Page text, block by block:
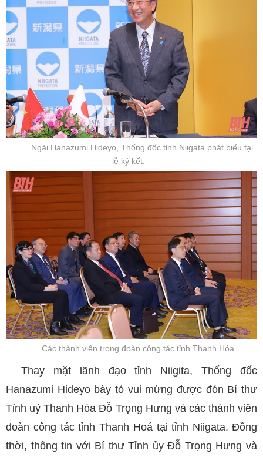
Ngài Hanazumi Hideyo, Thống đốc tỉnh Niigata phát biểu tại
lễ ký kết.
Các thành viên trong đoàn công tác tỉnh Thanh Hóa.
Thay mặt lãnh đạo tỉnh Niigita, Thống đốc
Hanazumi Hideyo bày tỏ vui mừng được đón Bí thư
Tỉnh uỷ Thanh Hóa Đỗ Trọng Hưng và các thành viên
đoàn công tác tỉnh Thanh Hoá tại tỉnh Niigata.Đồng
thời, thông tin với Bí thư Tỉnh ủy Đỗ Trọng Hưng và